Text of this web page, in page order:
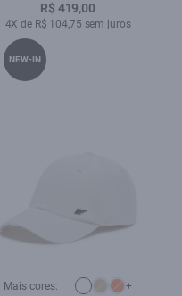
R$ 419,00
4X de R$ 104,75 sem juros
Mais cores: +
NEW-IN